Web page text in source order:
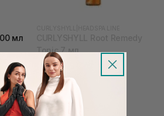
мл
Tonic 7 мл
Тоник для кожи головы
345₴